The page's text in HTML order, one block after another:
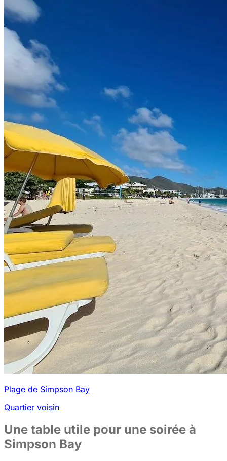
Plage de Simpson Bay
Quartier voisin
Une table utile pour une soirée à
Simpson Bay